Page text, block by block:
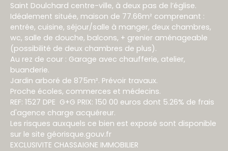
Saint Doulchard centre-ville, à deux pas de l’église.
Idéalement située, maison de 77.66m² comprenant :
entrée, cuisine, séjour/salle à manger, deux chambres,
wc, salle de douche, balcons, + grenier aménageable
(possibilité de deux chambres de plus).
Au rez de cour : Garage avec chaufferie, atelier,
buanderie.
Jardin arboré de 875m². Prévoir travaux.
Proche écoles, commerces et médecins.
REF: 1527 DPE G+G PRIX: 150 00 euros dont 5.26% de frais
d'agence charge acquéreur.
Les risques auxquels ce bien est exposé sont disponible
sur le site géorisque.gouv.fr
EXCLUSIVITE CHASSAIGNE IMMOBILIER